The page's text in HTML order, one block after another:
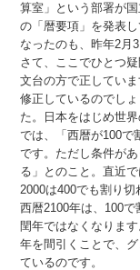
算室」という部署が
の「暦要項」を発表
なったのも、昨年2月
さて、ここでひとつ
文台の方で正してい
修正しているのでし
た。日本をはじめ世
では、「西暦が100で
です。ただし条件が
る」とのこと。直近
2000は400でも割り切
西暦2100年は、100で
閏年ではなくなりま
年を間引くことで、
ているのです。